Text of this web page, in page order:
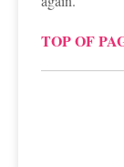
TOP OF